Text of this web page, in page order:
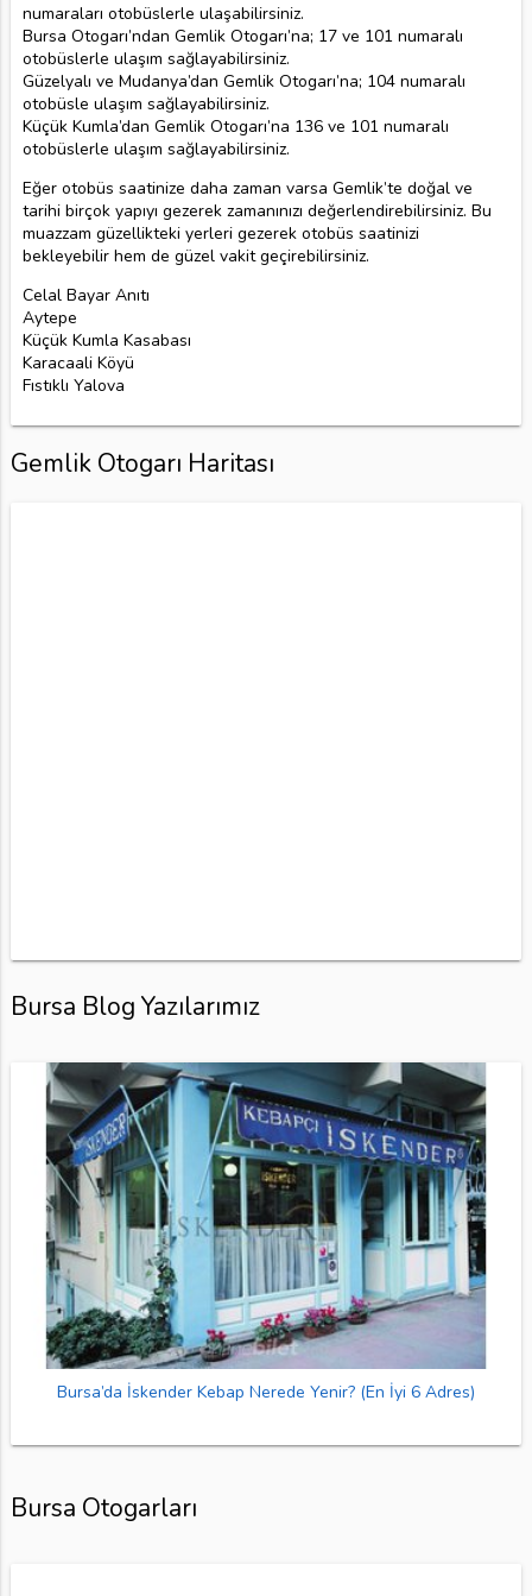
numaraları otobüslerle ulaşabilirsiniz.
Bursa Otogarı’ndan Gemlik Otogarı’na; 17 ve 101 numaralı
otobüslerle ulaşım sağlayabilirsiniz.
Güzelyalı ve Mudanya’dan Gemlik Otogarı’na; 104 numaralı
otobüsle ulaşım sağlayabilirsiniz.
Küçük Kumla’dan Gemlik Otogarı’na 136 ve 101 numaralı
otobüslerle ulaşım sağlayabilirsiniz.
Eğer otobüs saatinize daha zaman varsa Gemlik’te doğal ve
tarihi birçok yapıyı gezerek zamanınızı değerlendirebilirsiniz. Bu
muazzam güzellikteki yerleri gezerek otobüs saatinizi
bekleyebilir hem de güzel vakit geçirebilirsiniz.
Celal Bayar Anıtı
Aytepe
Küçük Kumla Kasabası
Karacaali Köyü
Fıstıklı Yalova
Gemlik Otogarı Haritası
Bursa Blog Yazılarımız
Bursa’da İskender Kebap Nerede Yenir? (En İyi 6 Adres)
Bursa Otogarları